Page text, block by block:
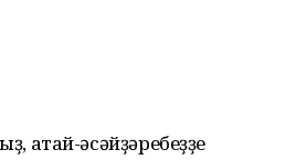
атай-әсәйҙәребеҙҙе